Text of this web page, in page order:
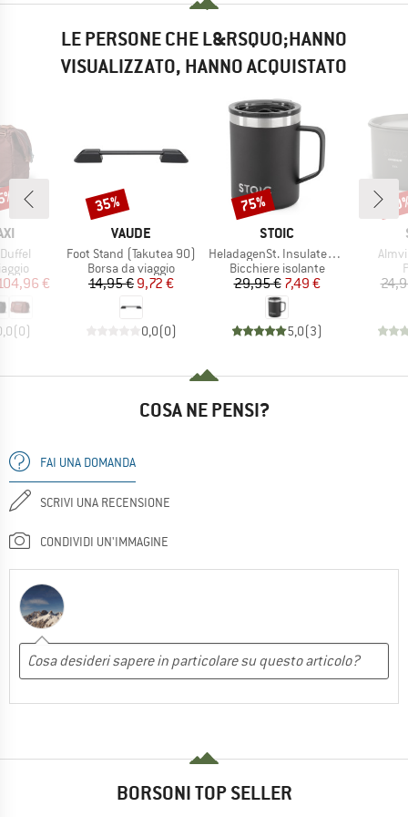
LE PERSONE CHE L&RSQUO;HANNO
VISUALIZZATO, HANNO ACQUISTATO
ridotto
€
(0)
MARCHIO
VAUDE
Articolo
Foot Stand (Takutea 90)
Gruppo di prodotti
Borsa da viaggio
Prezzo
14,95 €Prezzo ridotto
9,72 €
0,0(0)
Sconto
35%
MARCHIO
STOIC
Articolo
HeladagenSt. Insulated Cup
Gruppo di prodotti
Bicchiere isolante
Prezzo
29,95 €Prezzo ridotto
7,49 €
5,0(3)
Sconto
75%
COSA NE PENSI?
FAI UNA DOMANDA
SCRIVI UNA RECENSIONE
CONDIVIDI UN'IMMAGINE
BORSONI TOP SELLER